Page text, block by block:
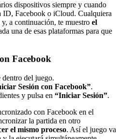
dispositivos siempre y cuando
ID, Facebook o iCloud. Cualquiera
y, a continuación, te muestro el
una de esas plataformas para que
Facebook
dentro del juego.
Sesión con Facebook”.
y pulsa en “Iniciar Sesión”.
con Facebook en el
la partida en otro
el mismo proceso. Así el juego va